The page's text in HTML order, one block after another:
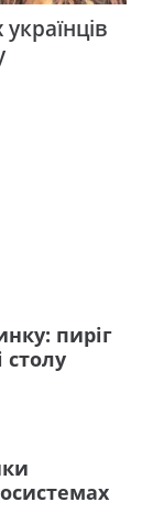
пиріг
столу